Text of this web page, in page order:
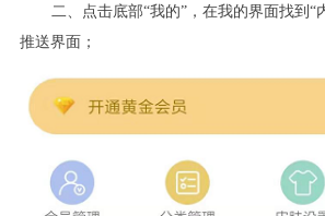
二、点击底部“我的”，在我的界面找到“
推送界面；